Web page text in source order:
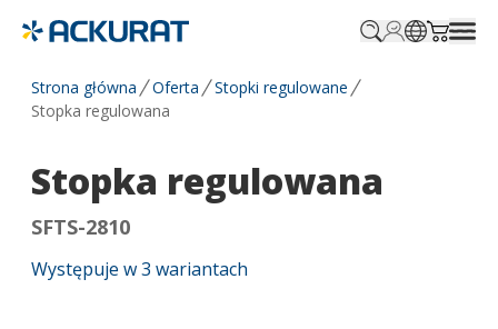
Strona główna Oferta
Stopki regulowane
Stopka regulowana
Stopka regulowana
SFTS-2810
Występuje w3 wariantach